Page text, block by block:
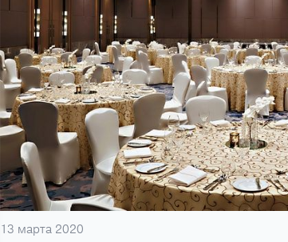
13 марта 2020